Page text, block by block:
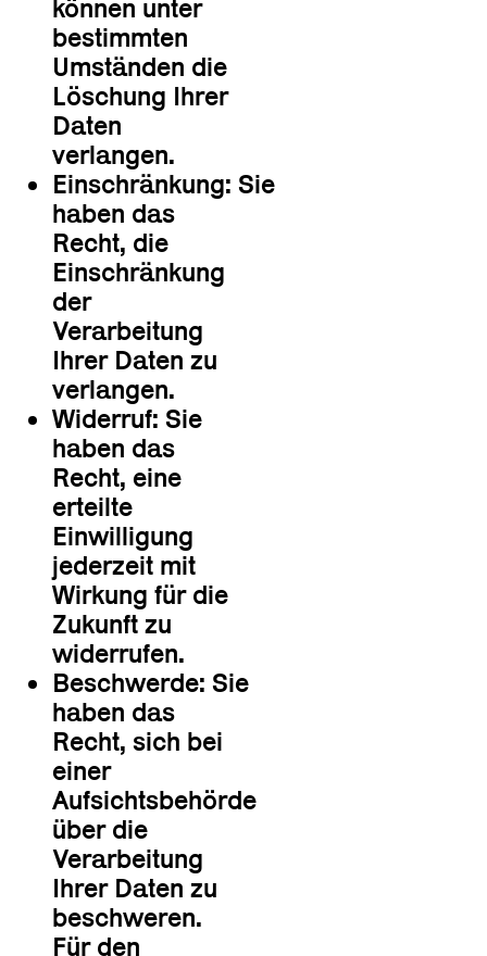
können unter
bestimmten
Umständen die
Löschung Ihrer
Daten
verlangen.
Einschränkung: Sie
haben das
Recht, die
Einschränkung
der
Verarbeitung
Ihrer Daten zu
verlangen.
Widerruf: Sie
haben das
Recht, eine
erteilte
Einwilligung
jederzeit mit
Wirkung für die
Zukunft zu
widerrufen.
Beschwerde: Sie
haben das
Recht, sich bei
einer
Aufsichtsbehörde
über die
Verarbeitung
Ihrer Daten zu
beschweren.
Für den